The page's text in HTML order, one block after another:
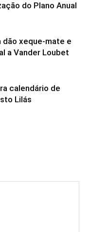
do Plano Anual
dão xeque-mate e
a Vander Loubet
calendário de
Lilás